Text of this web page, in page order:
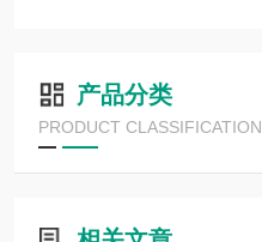
产品分类
PRODUCT CLASSIFICATION